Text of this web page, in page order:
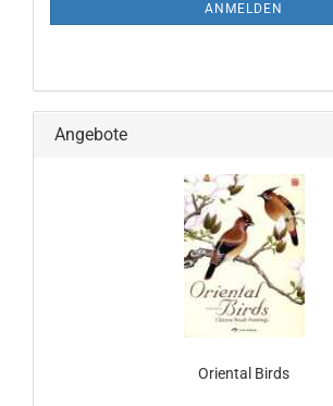
ANMELDEN
Angebote
Oriental Birds